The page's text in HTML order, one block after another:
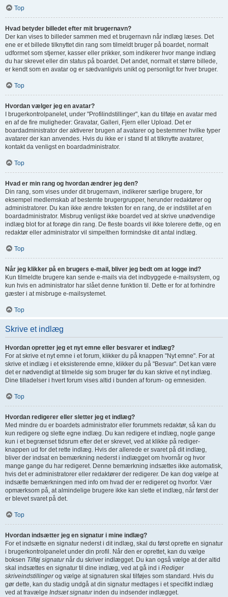
Top
Hvad betyder billedet efter mit brugernavn?
Der kan vises to billeder sammen med et brugernavn når indlæg læses. Det
ene er et billede tilknyttet din rang som tilmeldt bruger på boardet, normalt
udformet som stjerner, kasser eller prikker, som indikerer hvor mange indlæg
du har skrevet eller din status på boardet. Det andet, normalt et større billede,
er kendt som en avatar og er sædvanligvis unikt og personligt for hver bruger.
Top
Hvordan vælger jeg en avatar?
I brugerkontrolpanelet, under "Profilindstillinger", kan du tilføje en avatar med
en af de fire muligheder: Gravatar, Galleri, Fjern eller Upload. Det er
boardadministrator der aktiverer brugen af avatarer og bestemmer hvilke typer
avatarer der kan anvendes. Hvis du ikke er i stand til at tilknytte avatarer,
kontakt da venligst en boardadministrator.
Top
Hvad er min rang og hvordan ændrer jeg den?
Din rang, som vises under dit brugernavn, indikerer særlige brugere, for
eksempel medlemskab af bestemte brugergrupper, herunder redaktører og
administratorer. Du kan ikke ændre teksten for en rang, de er indstillet af en
boardadministrator. Misbrug venligst ikke boardet ved at skrive unødvendige
indlæg blot for at forøge din rang. De fleste boards vil ikke tolerere dette, og en
redaktør eller administrator vil simpelthen formindske dit antal indlæg.
Top
Når jeg klikker på en brugers e-mail, bliver jeg bedt om at logge ind?
Kun tilmeldte brugere kan sende e-mails via det indbyggede e-mailsystem, og
kun hvis en administrator har slået denne funktion til. Dette er for at forhindre
gæster i at misbruge e-mailsystemet.
Top
Skrive et indlæg
Hvordan opretter jeg et nyt emne eller besvarer et indlæg?
For at skrive et nyt emne i et forum, klikker du på knappen "Nyt emne". For at
skrive et indlæg i et eksisterende emne, klikker du på "Besvar". Det kan være
det er nødvendigt at tilmelde sig som bruger før du kan skrive et nyt indlæg.
Dine tilladelser i hvert forum vises altid i bunden af forum- og emnesiden.
Top
Hvordan redigerer eller sletter jeg et indlæg?
Med mindre du er boardets administrator eller forummets redaktør, så kan du
kun redigere og slette egne indlæg. Du kan redigere et indlæg, nogle gange
kun i et begrænset tidsrum efter det er skrevet, ved at klikke på rediger-
knappen ud for det rette indlæg. Hvis der allerede er svaret på dit indlæg,
bliver der indsat en bemærkning nederst i indlægget om hvornår og hvor
mange gange du har redigeret. Denne bemærkning indsættes ikke automatisk,
hvis det er administratorer eller redaktører der redigerer. De kan dog vælge at
indsætte bemærkningen med info om hvad der er redigeret og hvorfor. Vær
opmærksom på, at almindelige brugere ikke kan slette et indlæg, når først der
er blevet svaret på det.
Top
Hvordan indsætter jeg en signatur i mine indlæg?
For et indsætte en signatur nederst i dit indlæg, skal du først oprette en signatur
i brugerkontrolpanelet under din profil. Når den er oprettet, kan du vælge
boksen Tilføj signaturnår du skriver indlægget. Du kan også vælge at der altid
skal indsættes en signatur til dine indlæg, ved at gå ind i Rediger
skriveindstillingerog vælge at signaturen skal tilføjes som standard. Hvis du
gør dette, kan du stadig undgå at din signatur medtages i et specifikt indlæg
ved at fravælge Indsæt signaturinden du indsender indlægget.